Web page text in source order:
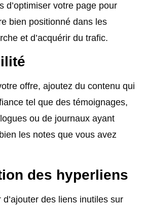
d’optimiser votre page pour
bien positionné dans les
et d’acquérir du trafic.
offre, ajoutez du contenu qui
tel que des témoignages,
ou de journaux ayant
les notes que vous avez
des hyperliens
des liens inutiles sur